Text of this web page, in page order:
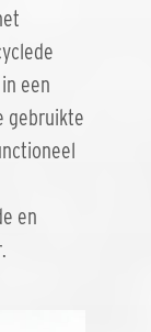
een
gebruikte
en